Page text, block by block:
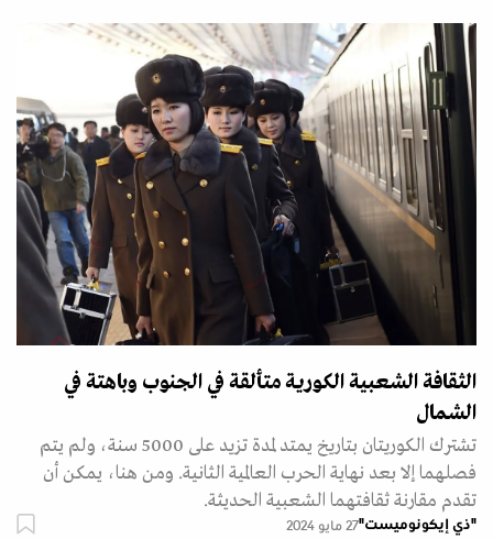
الثقافة الشعبية الكورية متألقة في الجنوب وباهتة في
الشمال
تشترك الكوريتان بتاريخ يمتد لمدة تزيد على 5000 سنة، ولم يتم
فصلهما إلا بعد نهاية الحرب العالمية الثانية. ومن هنا، يمكن أن
تقدم مقارنة ثقافتهما الشعبية الحديثة.
"ذي إيكونوميست"27 مايو 2024